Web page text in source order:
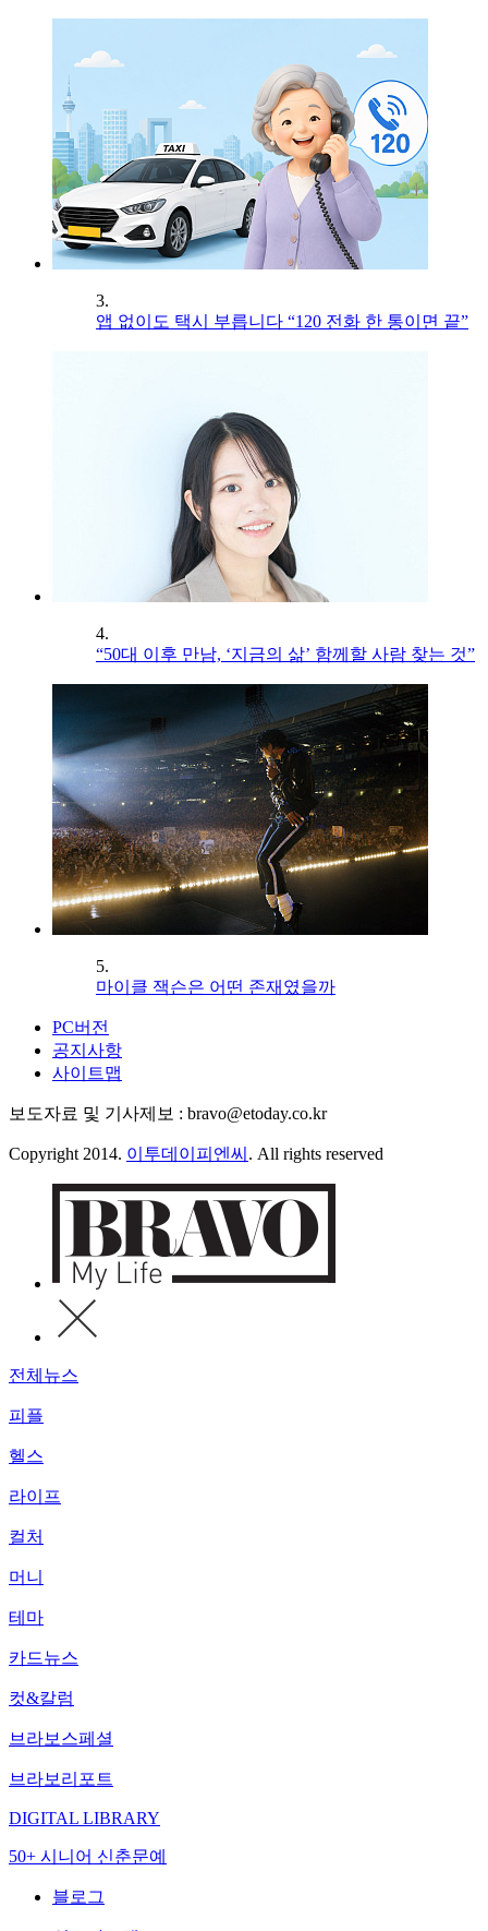
3.
앱 없이도 택시 부릅니다 “120 전화 한 통이면 끝”
4.
“50대 이후 만남, ‘지금의 삶’ 함께할 사람 찾는 것”
5.
마이클 잭슨은 어떤 존재였을까
PC버전
공지사항
사이트맵
보도자료 및 기사제보 : bravo@etoday.co.kr
Copyright 2014. 이투데이피엔씨 . All rights reserved
전체뉴스
피플
헬스
라이프
컬처
머니
테마
카드뉴스
컷&칼럼
브라보스페셜
브라보리포트
DIGITAL LIBRARY
50+ 시니어 신춘문예
블로그